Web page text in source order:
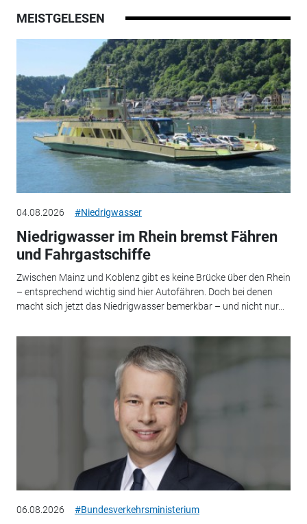
MEISTGELESEN
04.08.2026 #Niedrigwasser
Niedrigwasser im Rhein bremst Fähren
und Fahrgastschiffe
Zwischen Mainz und Koblenz gibt es keine Brücke über den Rhein
– entsprechend wichtig sind hier Autofähren. Doch bei denen
macht sich jetzt das Niedrigwasser bemerkbar – und nicht nur...
06.08.2026 #Bundesverkehrsministerium